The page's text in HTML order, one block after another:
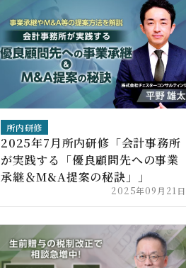
所内研修
2025年7月所内研修「会計事務所
が実践する「優良顧問先への事業
承継＆M&A提案の秘訣」」
2025年09月21日